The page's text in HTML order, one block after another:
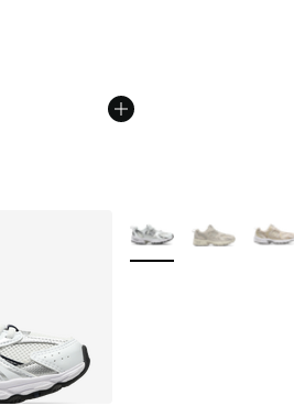
Der Preis ist von € 80,00 auf €
Weitere Farben